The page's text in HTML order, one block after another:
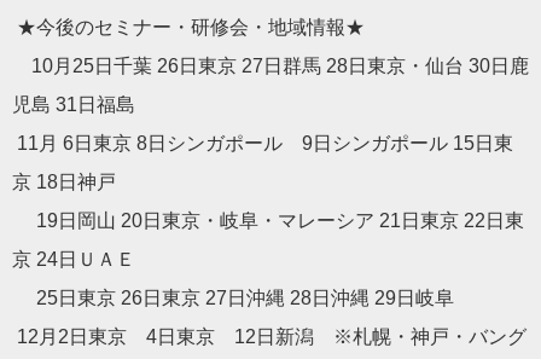
★今後のセミナー・研修会・地域情報★
10月25日千葉 26日東京 27日群馬 28日東京・仙台 30日鹿
児島 31日福島
11月 6日東京 8日シンガポール 9日シンガポール 15日東
京 18日神戸
19日岡山 20日東京・岐阜・マレーシア 21日東京 22日東
京 24日ＵＡＥ
25日東京 26日東京 27日沖縄 28日沖縄 29日岐阜
12月2日東京 4日東京 12日新潟 ※札幌・神戸・バング